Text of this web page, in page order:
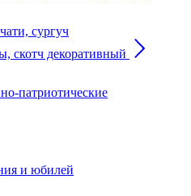
сургуч
скотч декоративный
патриотические
и юбилей